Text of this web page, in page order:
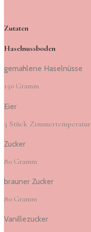
Zutaten
Haselnussboden
gemahlene Haselnüsse
150 Gramm
Eier
5 Stück Zimmertemperatur
Zucker
80 Gramm
brauner Zucker
80 Gramm
Vanillezucker